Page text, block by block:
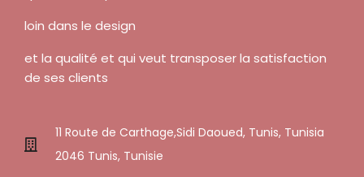
loin dans le design
et la qualité et qui veut transposer la satisfaction
de ses clients
11 Route de Carthage,Sidi Daoued, Tunis, Tunisia
2046 Tunis, Tunisie